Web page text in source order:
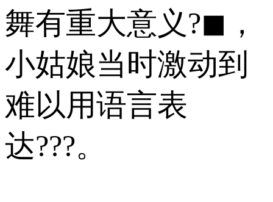
舞有重大意义?◼，
小姑娘当时激动到
难以用语言表
达???。